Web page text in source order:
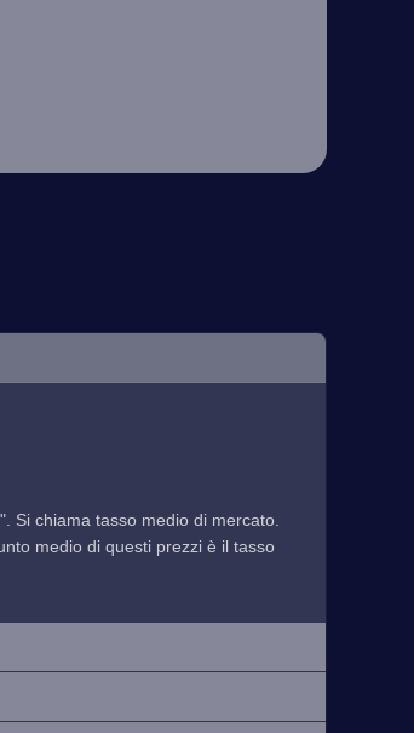
Si chiama tasso medio di mercato.
medio di questi prezzi è il tasso